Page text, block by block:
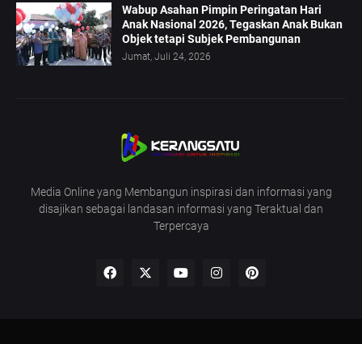
Wabup Asahan Pimpin Peringatan Hari
Anak Nasional 2026, Tegaskan Anak Bukan
Objek tetapi Subjek Pembangunan
Jumat, Juli 24, 2026
Media Online yang Membangun inspirasi dan informasi yang
disajikan sebagai landasan informasi yang Teraktual dan
Terpercaya